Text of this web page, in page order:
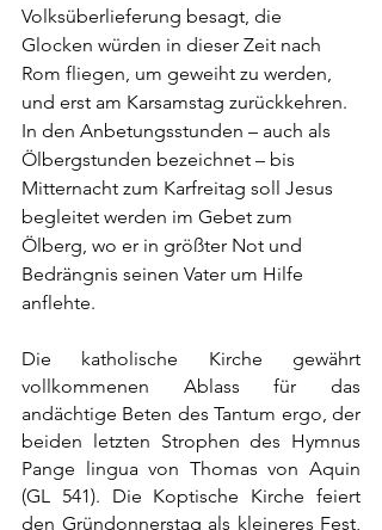
Volksüberlieferung besagt, die
Glocken würden in dieser Zeit nach
Rom fliegen, um geweiht zu werden,
und erst am Karsamstag zurückkehren.
In den Anbetungsstunden – auch als
Ölbergstunden bezeichnet – bis
Mitternacht zum Karfreitag soll Jesus
begleitet werden im Gebet zum
Ölberg, wo er in größter Not und
Bedrängnis seinen Vater um Hilfe
anflehte.
Die katholische Kirche gewährt
vollkommenen Ablass für das
andächtige Beten des Tantum ergo, der
beiden letzten Strophen des Hymnus
Pange lingua von Thomas von Aquin
(GL 541). Die Koptische Kirche feiert
den Gründonnerstag als kleineres Fest,